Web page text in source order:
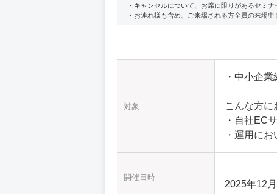
・キャンセルについて、お席に限りがあるセミ
・お連れ様も含め、ご来場される方全員の来場
対象
・中小企
こんな方に
・自社EC
・運用に
開催日時
2025年12